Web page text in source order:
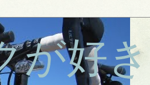
が好